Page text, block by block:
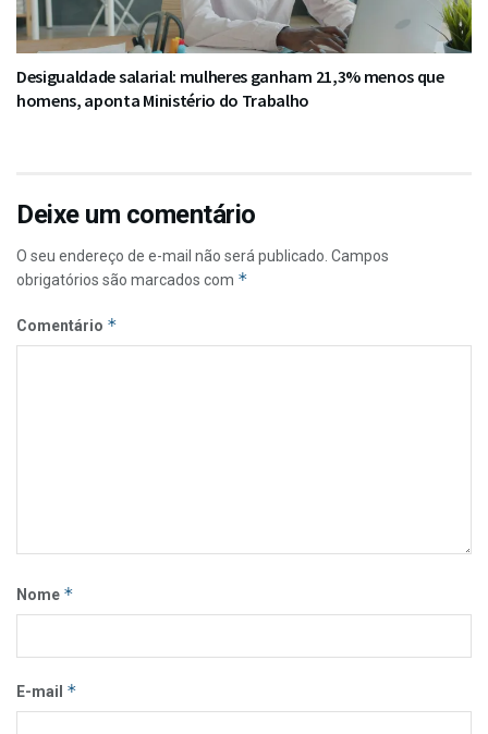
Desigualdade salarial: mulheres ganham 21,3% menos que
homens, aponta Ministério do Trabalho
Deixe um comentário
O seu endereço de e-mail não será publicado. Campos
obrigatórios são marcados com *
Comentário *
Nome *
E-mail *